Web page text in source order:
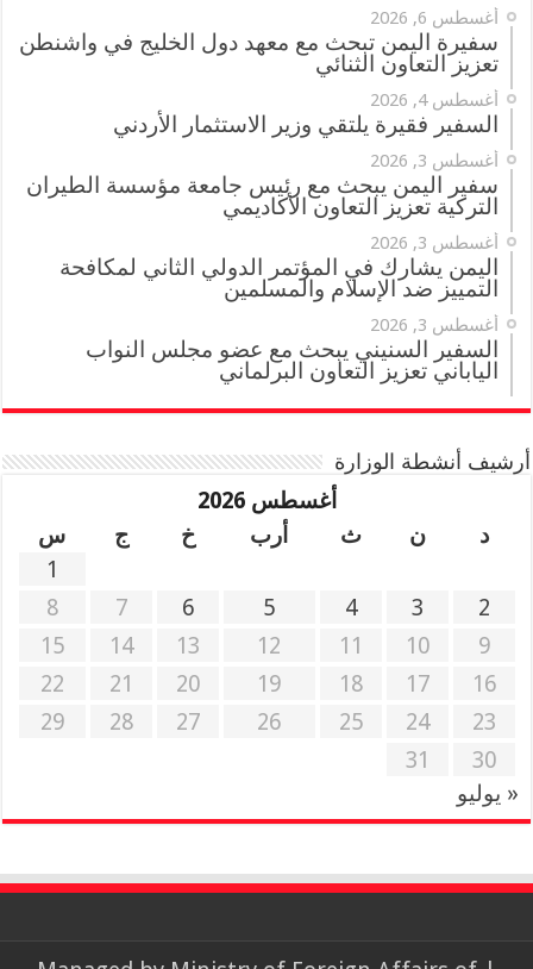
أغسطس 6, 2026
سفيرة اليمن تبحث مع معهد دول الخليج في واشنطن
تعزيز التعاون الثنائي
أغسطس 4, 2026
السفير فقيرة يلتقي وزير الاستثمار الأردني
أغسطس 3, 2026
سفير اليمن يبحث مع رئيس جامعة مؤسسة الطيران
التركية تعزيز التعاون الأكاديمي
أغسطس 3, 2026
اليمن يشارك في المؤتمر الدولي الثاني لمكافحة
التمييز ضد الإسلام والمسلمين
أغسطس 3, 2026
السفير السنيني يبحث مع عضو مجلس النواب
الياباني تعزيز التعاون البرلماني
أرشيف أنشطة الوزارة
أغسطس 2026
د
ن ث أرب خ ج
س
1
2
3
4
5
6
7
8
9
10
11
12
13
14
15
16
17
18
19
20
21
22
23
24
25
26
27
28
29
30
31
« يوليو